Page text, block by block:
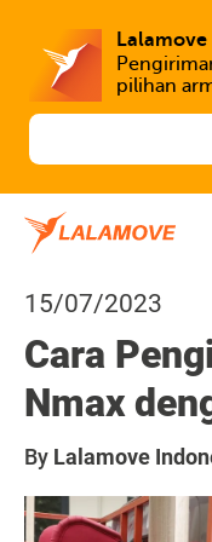
15/07/2023
Cara
Nmax
By Lalamove